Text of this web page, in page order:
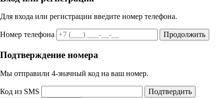
Для входа или регистрации введите номер телефона.
Номер телефона Продолжить
Подтверждение номера
Мы отправили 4‑значный код на ваш номер.
Код из SMS Подтвердить